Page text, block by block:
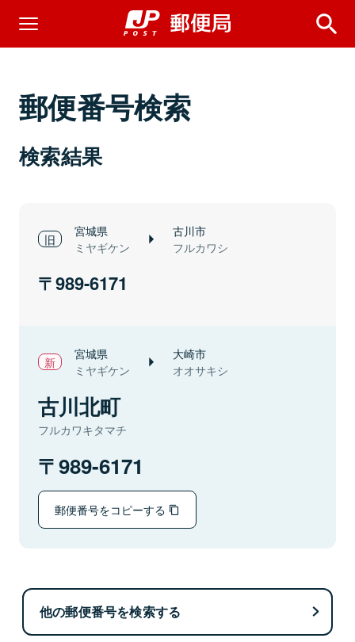
郵便番号検索
検索結果
宮城県
ミヤギケン
古川市
フルカワシ
989-6171
宮城県
ミヤギケン
大崎市
オオサキシ
古川北町
フルカワキタマチ
989-6171
郵便番号をコピーする
他の郵便番号を検索する